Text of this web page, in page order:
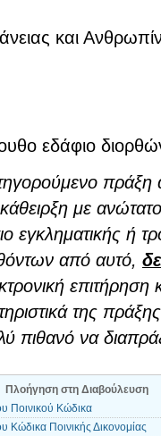
και
εδάφιο
πράξη
με
εγκληματικής ή
από αυτό,
επιτήρηση
της
πιθανό να
Πλοήγηση στη Διαβούλευση
Ποινικού Κώδικα
Κώδικα Ποινικής Δικονομίας